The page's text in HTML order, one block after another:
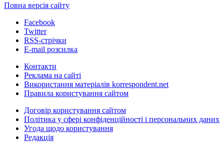
Повна версія сайту
Facebook
Twitter
RSS-стрічки
E-mail розсилка
Контакти
Реклама на сайті
Використання матеріалів korrespondent.net
Правила користування сайтом
Договір користування сайтом
Політика у сфері конфіденційності і персональних даних
Угода щодо користування
Редакція